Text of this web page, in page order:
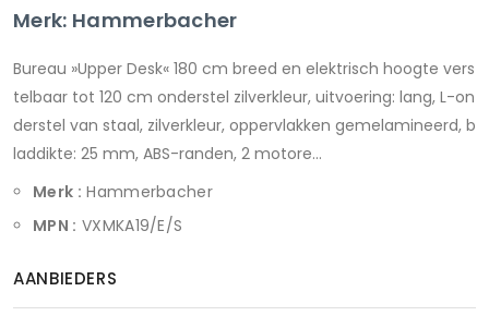
Merk: Hammerbacher
Bureau »Upper Desk« 180 cm breed en elektrisch hoogte vers
telbaar tot 120 cm onderstel zilverkleur, uitvoering: lang, L-on
derstel van staal, zilverkleur, oppervlakken gemelamineerd, b
laddikte: 25 mm, ABS-randen, 2 motore...
Merk : Hammerbacher
MPN : VXMKA19/E/S
AANBIEDERS